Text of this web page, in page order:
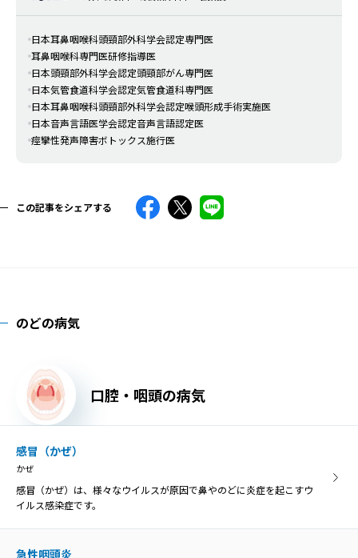
日本耳鼻咽喉科頭頸部外科学会認定専門医
耳鼻咽喉科専門医研修指導医
日本頭頸部外科学会認定頭頸部がん専門医
日本気管食道科学会認定気管食道科専門医
日本耳鼻咽喉科頭頸部外科学会認定喉頭形成手術実施医
日本音声言語医学会認定音声言語認定医
痙攣性発声障害ボトックス施行医
この記事をシェアする
のどの病気
口腔・咽頭の病気
感冒（かぜ）
かぜ
感冒（かぜ）は、様々なウイルスが原因で鼻やのどに炎症を起こすウ
イルス感染症です。
急性咽頭炎